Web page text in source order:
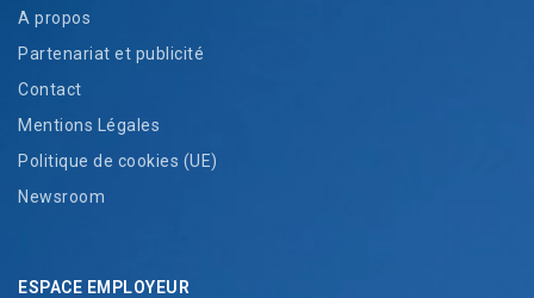
A propos
Partenariat et publicité
Contact
Mentions Légales
Politique de cookies (UE)
Newsroom
ESPACE EMPLOYEUR